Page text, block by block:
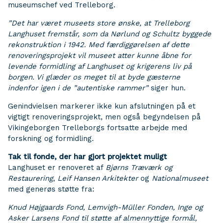
museumschef ved Trelleborg.
”Det har været museets store ønske, at Trelleborg
Langhuset fremstår, som da Nørlund og Schultz byggede
rekonstruktion i 1942. Med færdiggørelsen af dette
renoveringsprojekt vil museet atter kunne åbne for
levende formidling af Langhuset og krigerens liv på
borgen. Vi glæder os meget til at byde gæsterne
indenfor igen i de ”autentiske rammer”siger hun.
Genindvielsen markerer ikke kun afslutningen på et
vigtigt renoveringsprojekt, men også begyndelsen på
Vikingeborgen Trelleborgs fortsatte arbejde med
forskning og formidling.
Tak til fonde, der har gjort projektet muligt
Langhuset er renoveret af Bjørns Træværk og
Restaurering, Leif Hansen Arkitekterog Nationalmuseet
med generøs støtte fra:
Knud Højgaards Fond, Lemvigh-Müller Fonden, Inge og
Asker Larsens Fond til støtte af almennyttige formål,